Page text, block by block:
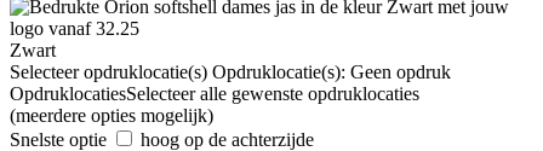
Zwart
Selecteer opdruklocatie(s) Opdruklocatie(s): Geen opdruk
OpdruklocatiesSelecteer alle gewenste opdruklocaties
(meerdere opties mogelijk)
Snelste optie
hoog op de achterzijde